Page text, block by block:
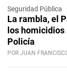
Seguridad Pública
La rambla, el
los
Policía
POR JUAN